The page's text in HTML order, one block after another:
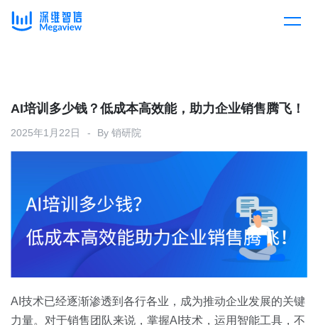
产品总览
产品集成
下载客户端
解决方案
按行业
消费医疗
汽车
客户案例
开放平台
定价
资源中心
资源中心
关于我们
AI培训多少钱？低成本高效能，助力企业销售腾飞！
2025年1月22日 By 销研院
AI技术已经逐渐渗透到各行各业，成为推动企业发展的关键
力量。对于销售团队来说，掌握AI技术，运用智能工具，不